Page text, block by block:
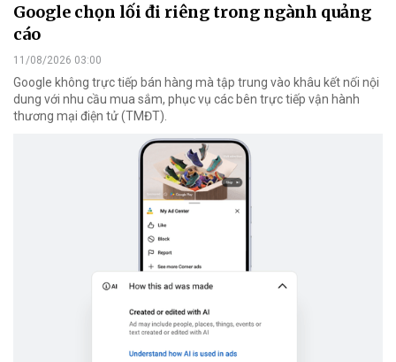
Google chọn lối đi riêng trong ngành quảng
cáo
11/08/2026 03:00
Google không trực tiếp bán hàng mà tập trung vào khâu kết nối nội
dung với nhu cầu mua sắm, phục vụ các bên trực tiếp vận hành
thương mại điện tử (TMĐT).